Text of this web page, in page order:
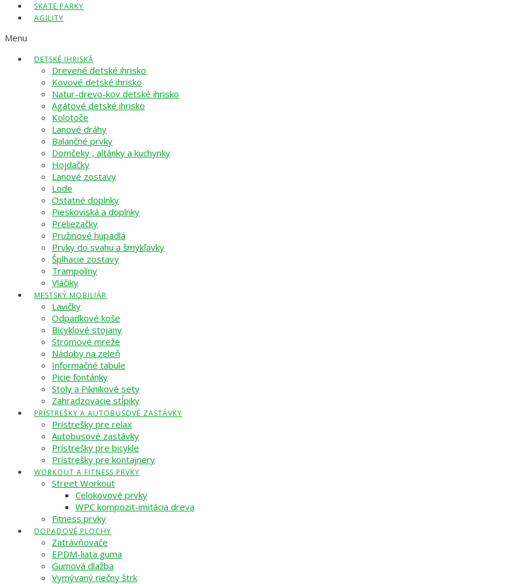
SKATE PARKY
AGILITY
Menu
DETSKÉ IHRISKÁ
Drevené detské ihrisko
Kovové detské ihrisko
Natur-drevo-kov detské ihrisko
Agátové detské ihrisko
Kolotoče
Lanové dráhy
Balančné prvky
Domčeky , altánky a kuchynky
Hojdačky
Lanové zostavy
Lode
Ostatné doplnky
Pieskoviská a doplnky
Preliezačky
Pružinové húpadlá
Prvky do svahu a šmykľavky
Šplhacie zostavy
Trampolíny
Vláčiky
MESTSKÝ MOBILIÁR
Lavičky
Odpadkové koše
Bicyklové stojany
Stromové mreže
Nádoby na zeleň
Informačné tabule
Picie fontánky
Stoly a Piknikové sety
Zahradzovacie stĺpiky
PRÍSTREŠKY A AUTOBUSOVÉ ZASTÁVKY
Prístrešky pre relax
Autobusové zastávky
Prístrešky pre bicykle
Prístrešky pre kontajnery
WORKOUT A FITNESS PRVKY
Street Workout
Celokovové prvky
WPC kompozit-imitácia dreva
Fitness prvky
DOPADOVÉ PLOCHY
Zatrávňovače
EPDM-liata guma
Gumová dlažba
Vymývaný riečny štrk